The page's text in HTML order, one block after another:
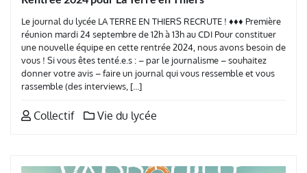
Le journal du lycée LA TERRE EN THIERS RECRUTE ! ♦♦♦ Première
réunion mardi 24 septembre de 12h à 13h au CDI Pour constituer
une nouvelle équipe en cette rentrée 2024, nous avons besoin de
vous ! Si vous êtes tenté.e.s : – par le journalisme – souhaitez
donner votre avis – faire un journal qui vous ressemble et vous
rassemble (des interviews, […]
Collectif Vie du lycée